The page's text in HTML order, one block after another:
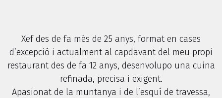
Xef des de fa més de 25 anys, format en cases
d’excepció i actualment al capdavant del meu propi
restaurant des de fa 12 anys, desenvolupo una cuina
refinada, precisa i exigent.
Apasionat de la muntanya i de l’esquí de travessa,